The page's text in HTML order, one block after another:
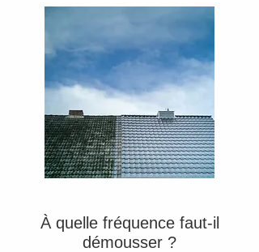
À quelle fréquence faut-il
démousser ?